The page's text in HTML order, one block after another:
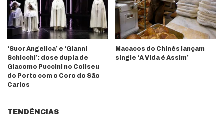
‘Suor Angelica’ e ‘Gianni
Schicchi’: dose dupla de
Giacomo Puccini no Coliseu
do Porto com o Coro do São
Carlos
Macacos do Chinês lançam
single ‘A Vida é Assim’
TENDÊNCIAS